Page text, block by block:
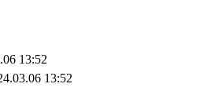
13:52
13:52